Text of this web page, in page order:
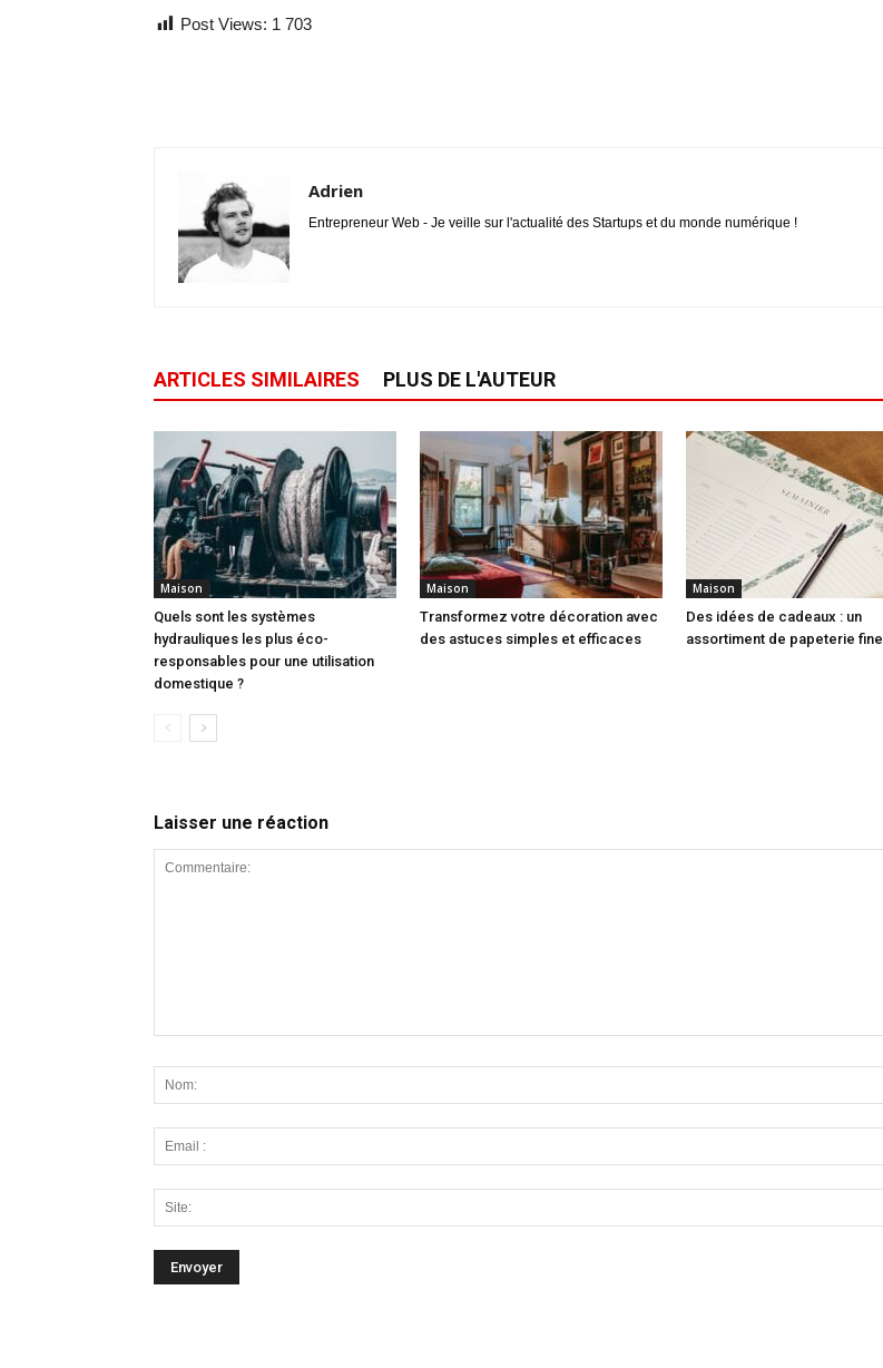
Post Views: 1 703
Adrien
Entrepreneur Web - Je veille sur l'actualité des Startups et du monde numérique !
ARTICLES SIMILAIRES PLUS DE L'AUTEUR
Maison
Quels sont les systèmes
hydrauliques les plus éco-
responsables pour une utilisation
domestique ?
Maison
Transformez votre décoration avec
des astuces simples et efficaces
Maison
Des idées de cadeaux : un
assortiment de papeterie fine
Laisser une réaction